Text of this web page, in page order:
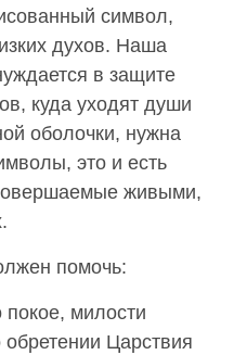
символ,
духов. Наша
в защите
куда уходят души
оболочки, нужна
это и есть
живыми,
помочь:
покое, милости
Царствия